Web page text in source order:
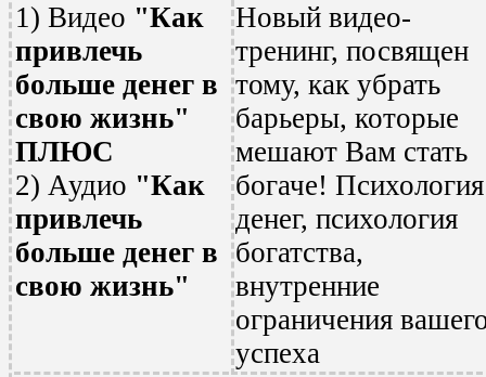
1) Видео "Как
привлечь
больше денег в
свою жизнь"
ПЛЮС
2) Аудио "Как
привлечь
больше денег в
свою жизнь"
Новый видео-
тренинг, посвящен
тому, как убрать
барьеры, которые
мешают Вам стать
богаче! Психология
денег, психология
богатства,
внутренние
ограничения
успеха